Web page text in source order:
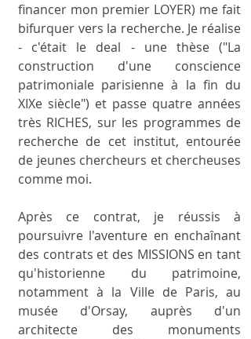
financer mon premier LOYER) me fait
bifurquer vers la recherche. Je réalise
- c'était le deal - une thèse ("La
construction d'une conscience
patrimoniale parisienne à la fin du
XIXe siècle") et passe quatre années
très RICHES, sur les programmes de
recherche de cet institut, entourée
de jeunes chercheurs et chercheuses
comme moi.
Après ce contrat, je réussis à
poursuivre l'aventure en enchaînant
des contrats et des MISSIONS en tant
qu'historienne du patrimoine,
notamment à la Ville de Paris, au
musée d'Orsay, auprès d'un
architecte des monuments